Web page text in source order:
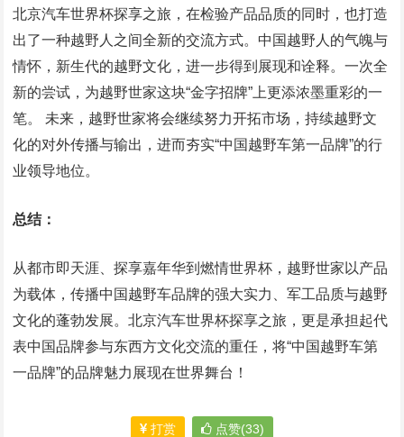
北京汽车世界杯探享之旅，在检验产品品质的同时，也打造
出了一种越野人之间全新的交流方式。中国越野人的气魄与
情怀，新生代的越野文化，进一步得到展现和诠释。一次全
新的尝试，为越野世家这块“金字招牌”上更添浓墨重彩的一
笔。 未来，越野世家将会继续努力开拓市场，持续越野文
化的对外传播与输出，进而夯实“中国越野车第一品牌”的行
业领导地位。
总结：
从都市即天涯、探享嘉年华到燃情世界杯，越野世家以产品
为载体，传播中国越野车品牌的强大实力、军工品质与越野
文化的蓬勃发展。北京汽车世界杯探享之旅，更是承担起代
表中国品牌参与东西方文化交流的重任，将“中国越野车第
一品牌”的品牌魅力展现在世界舞台！
打赏 点赞(33)